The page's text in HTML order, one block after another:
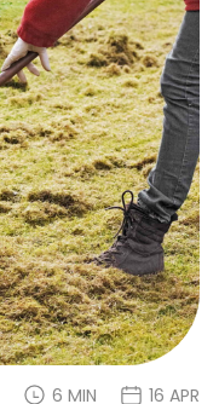
6 MIN 16 APR